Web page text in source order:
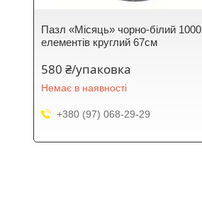
Пазл «Місяць» чорно-білий 1000
елементів круглий 67см
580 ₴/упаковка
Немає в наявності
+380 (97) 068-29-29